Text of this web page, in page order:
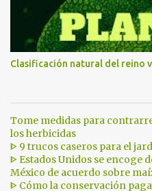
Clasificación natural del reino
Tome medidas para
los herbicidas
ᐈ 9 trucos caseros para el
ᐈ Estados Unidos se encoge
México de acuerdo sobre
ᐈ Cómo la conservación